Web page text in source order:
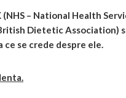
– National Health
Dietetic Association)
se crede despre ele.